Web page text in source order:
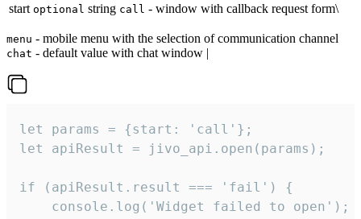
start optional string call - window with callback request form\
menu - mobile menu with the selection of communication channel
chat - default value with chat window |
let params = {start: 'call'};
let apiResult = jivo_api.open(params);
if (apiResult.result === 'fail') {
    console.log('Widget failed to open');